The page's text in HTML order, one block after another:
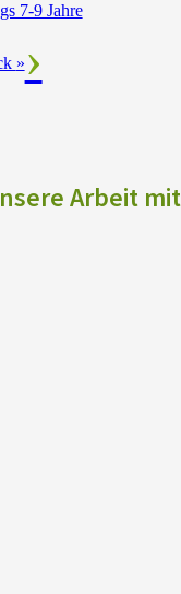
7-9 Jahre
»
Arbeit